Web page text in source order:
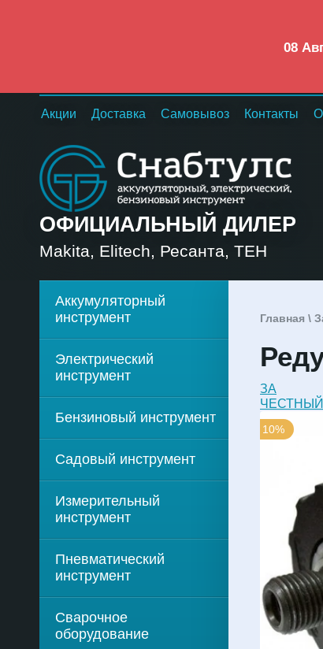
08
Акции Доставка Самовывоз Контакты
ОФИЦИАЛЬНЫЙ ДИЛЕР
Makita, Elitech, Ресанта, TEH
Аккумуляторный
инструмент
Электрический
инструмент
Бензиновый инструмент
Садовый инструмент
Измерительный
инструмент
Пневматический
инструмент
Сварочное
оборудование
Главная \
ЗА
10%